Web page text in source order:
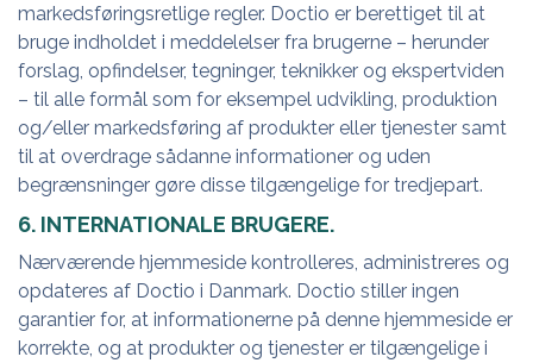
markedsføringsretlige regler. Doctio er berettiget til at
bruge indholdet i meddelelser fra brugerne – herunder
forslag, opfindelser, tegninger, teknikker og ekspertviden
– til alle formål som for eksempel udvikling, produktion
og/eller markedsføring af produkter eller tjenester samt
til at overdrage sådanne informationer og uden
begrænsninger gøre disse tilgængelige for tredjepart.
6. INTERNATIONALE BRUGERE.
Nærværende hjemmeside kontrolleres, administreres og
opdateres af Doctio i Danmark. Doctio stiller ingen
garantier for, at informationerne på denne hjemmeside er
korrekte, og at produkter og tjenester er tilgængelige i